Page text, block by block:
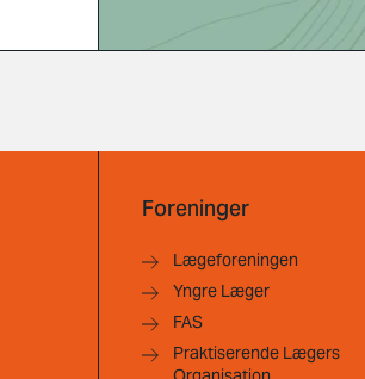
Foreninger
Lægeforeningen
Yngre Læger
FAS
Praktiserende Lægers